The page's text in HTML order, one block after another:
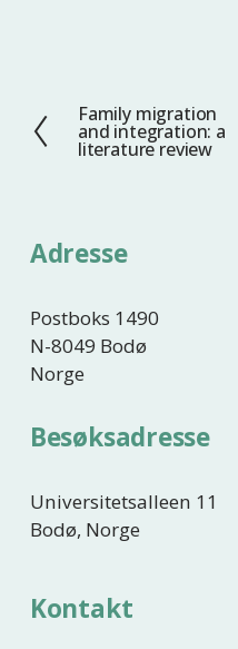
F
o
g
Family migration
and integration: a
literature review
Adresse
Postboks 1490
N-8049 Bodø
Norge
Besøksadresse
Universitetsalleen 11
Bodø, Norge
Kontakt